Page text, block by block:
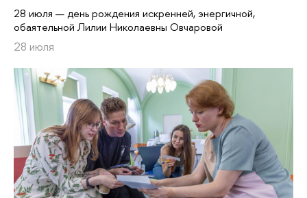
28 июля — день рождения искренней, энергичной,
обаятельной Лилии Николаевны Овчаровой
28 июля